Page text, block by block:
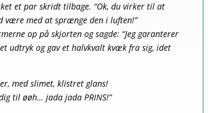
et par skridt tilbage. “Ok, du virker til at
være med at sprænge den i luften!”
op på skjorten og sagde: “Jeg garanterer
udtryk og gav et halvkvalt kvæk fra sig, idet
med slimet, klistret glans!
til øøh… jada jada PRINS!”